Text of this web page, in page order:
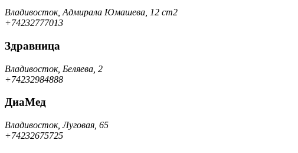
Владивосток, Адмирала Юмашева, 12 ст2
+74232777013
Здравница
Владивосток, Беляева, 2
+74232984888
ДиаМед
Владивосток, Луговая, 65
+74232675725